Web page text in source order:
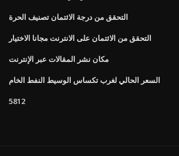
التحقق من درجة الائتمان تصنيف الحرة
التحقق من الائتمان على الانترنت مجانا الاختيار
مكان نشر المقالات عبر الإنترنت
السعر الحالي لغرب تكساس الوسيط النفط الخام
5812